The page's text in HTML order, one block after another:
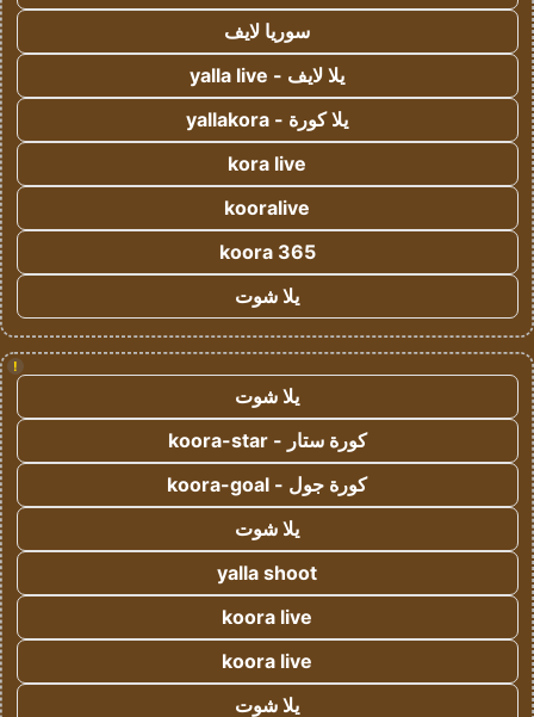
سوريا لايف
يلا لايف - yalla live
يلا كورة - yallakora
kora live
kooralive
koora 365
يلا شوت
!
يلا شوت
كورة ستار - koora-star
كورة جول - koora-goal
يلا شوت
yalla shoot
koora live
koora live
يلا شوت